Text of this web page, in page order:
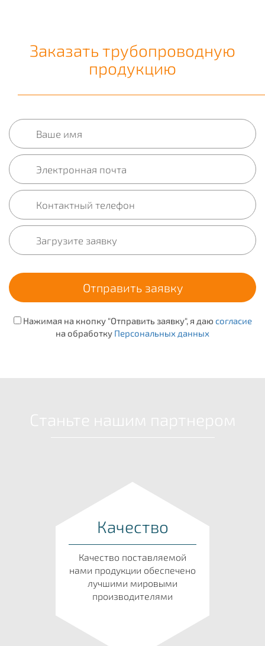
Заказать трубопроводную
продукцию
Нажимая на кнопку "Отправить заявку", я даю согласие
на обработку Персональных данных
Качество
Качество поставляемой
нами продукции обеспечено
лучшими мировыми
производителями